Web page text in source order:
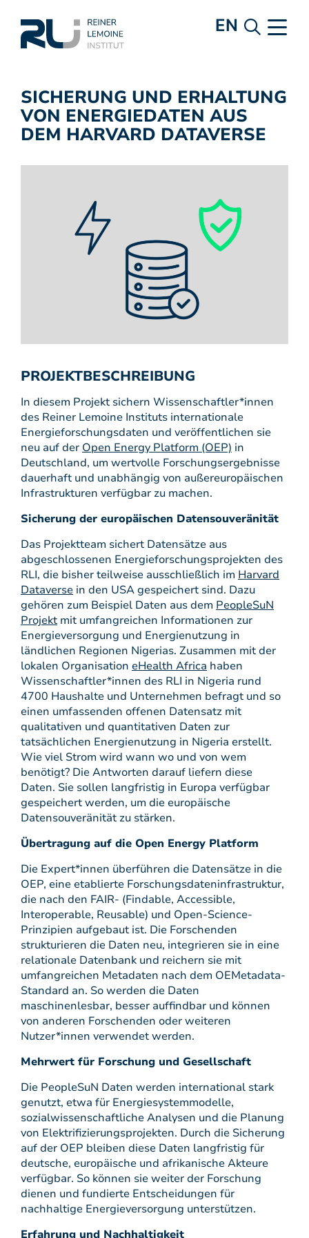
EN
SICHERUNG UND ERHALTUNG
VON ENERGIEDATEN AUS
DEM HARVARD DATAVERSE
PROJEKTBESCHREIBUNG
In diesem Projekt sichern Wissenschaftler*innen
des Reiner Lemoine Instituts internationale
Energieforschungsdaten und veröffentlichen sie
neu auf der Open Energy Platform (OEP) in
Deutschland, um wertvolle Forschungsergebnisse
dauerhaft und unabhängig von außereuropäischen
Infrastrukturen verfügbar zu machen.
Sicherung der europäischen Datensouveränität
Das Projektteam sichert Datensätze aus
abgeschlossenen Energieforschungsprojekten des
RLI, die bisher teilweise ausschließlich im Harvard
Dataverse in den USA gespeichert sind. Dazu
gehören zum Beispiel Daten aus dem PeopleSuN
Projekt mit umfangreichen Informationen zur
Energieversorgung und Energienutzung in
ländlichen Regionen Nigerias. Zusammen mit der
lokalen Organisation eHealth Africa haben
Wissenschaftler*innen des RLI in Nigeria rund
4700 Haushalte und Unternehmen befragt und so
einen umfassenden offenen Datensatz mit
qualitativen und quantitativen Daten zur
tatsächlichen Energienutzung in Nigeria erstellt.
Wie viel Strom wird wann wo und von wem
benötigt? Die Antworten darauf liefern diese
Daten. Sie sollen langfristig in Europa verfügbar
gespeichert werden, um die europäische
Datensouveränität zu stärken.
Übertragung auf die Open Energy Platform
Die Expert*innen überführen die Datensätze in die
OEP, eine etablierte Forschungsdateninfrastruktur,
die nach den FAIR- (Findable, Accessible,
Interoperable, Reusable) und Open-Science-
Prinzipien aufgebaut ist. Die Forschenden
strukturieren die Daten neu, integrieren sie in eine
relationale Datenbank und reichern sie mit
umfangreichen Metadaten nach dem OEMetadata-
Standard an. So werden die Daten
maschinenlesbar, besser auffindbar und können
von anderen Forschenden oder weiteren
Nutzer*innen verwendet werden.
Mehrwert für Forschung und Gesellschaft
Die PeopleSuN Daten werden international stark
genutzt, etwa für Energiesystemmodelle,
sozialwissenschaftliche Analysen und die Planung
von Elektrifizierungsprojekten. Durch die Sicherung
auf der OEP bleiben diese Daten langfristig für
deutsche, europäische und afrikanische Akteure
verfügbar. So können sie weiter der Forschung
dienen und fundierte Entscheidungen für
nachhaltige Energieversorgung unterstützen.
Erfahrung und Nachhaltigkeit